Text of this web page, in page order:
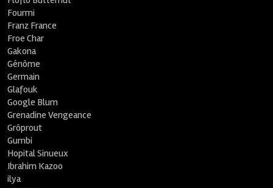
Fourmi
Franz France
Froe Char
Gakona
Génôme
Germain
Glafouk
Google Blum
Grenadine Vengeance
Grôprout
Gumbi
Hopital Sinueux
Ibrahim Kazoo
ilya